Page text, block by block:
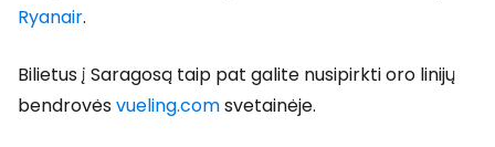
Ryanair.
Bilietus į Saragosą taip pat galite nusipirkti oro linijų
bendrovėsvueling.comsvetainėje.